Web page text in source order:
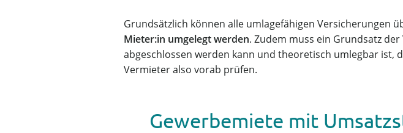
Grundsätzlich können alle umlagefähigen Versicherungen
Mieter:in umgelegt werden. Zudem muss ein Grundsatz der
abgeschlossen werden kann und theoretisch umlegbar ist,
Vermieter also vorab prüfen.
Gewerbemiete mit